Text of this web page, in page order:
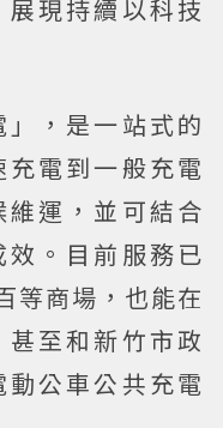
現持續以科技
，是一站式的
電到一般充電
運，並可結合
。目前服務已
等商場，也能在
至和新竹市政
公車公共充電